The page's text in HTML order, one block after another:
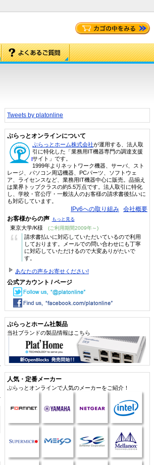
Tweets by platonline
ぷらっとオンラインについて
ぷらっとホーム株式会社が運用する、法人取
引に特化した「業務用IT機器専門の調達支援
サイト」です。
1999年よりネットワーク機器、サーバ、スト
レージ、パソコン周辺機器、PCパーツ、ソフトウェ
ア、ライセンスなど、業務用IT機器中心に販売。品揃え
は業界トップクラスの約5.5万点です。法人取引に特化
し、学校・官公庁・一般法人のお客様の請求書後払いに
も対応しています。
IPv6への取り組み 会社概要
お客様からの声 もっと見る
東京大学/K様 (ご利用期間2009年～)
“
請求書払いに対応していただいているので利用
しております。メールでの問い合わせにも丁寧
に対応していただけるので大変ありがたいで
す。
あなたの声をお寄せください!
公式アカウント / ページ
ぷらっとホーム社製品
当社ブランドの製品情報はこちら
人気・定番メーカー
ぷらっとオンラインで人気のメーカーをご紹介！